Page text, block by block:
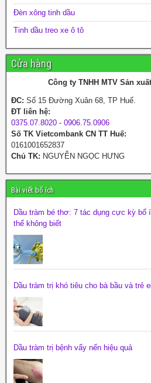
Đèn xông tinh dầu
Tinh dầu treo xe ô tô
Cửa hàng
Công ty TNHH MTV Sản
ĐC: Số 15 Đường Xuân 68, TP Huế.
ĐT liên hệ:
0375.07.8020 - 0906.75.0906
Số TK Vietcombank CN TT Huế:
0161001652837
Chủ TK: NGUYỄN NGỌC HƯNG
Bài viết bổ ích
Dầu tràm bé thơ: 7 tác dụng cực kỳ bổ
thể không biết
Dầu tràm trị khó tiêu cho bà bầu và trẻ
Dầu tràm trị bệnh vẩy nến hiệu quả